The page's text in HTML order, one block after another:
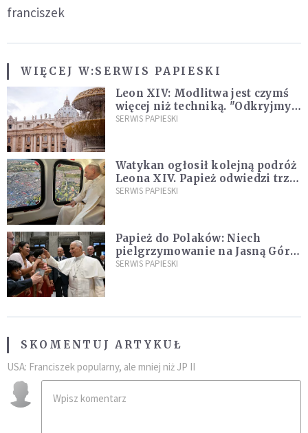
franciszek
WIĘCEJ W:SERWIS PAPIESKI
Leon XIV: Modlitwa jest czymś
więcej niż techniką. "Odkryjmy
ją na nowo"
SERWIS PAPIESKI
Watykan ogłosił kolejną podróż
Leona XIV. Papież odwiedzi trzy
kraje Ameryki Południowej
SERWIS PAPIESKI
Papież do Polaków: Niech
pielgrzymowanie na Jasną Górę
umocni wiarę i nadzieję
SERWIS PAPIESKI
SKOMENTUJ ARTYKUŁ
USA: Franciszek popularny, ale mniej niż JP II